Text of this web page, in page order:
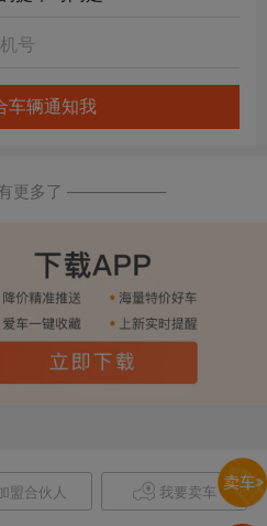
车辆通知我
更多了 ——————
盟合伙人 我要卖车